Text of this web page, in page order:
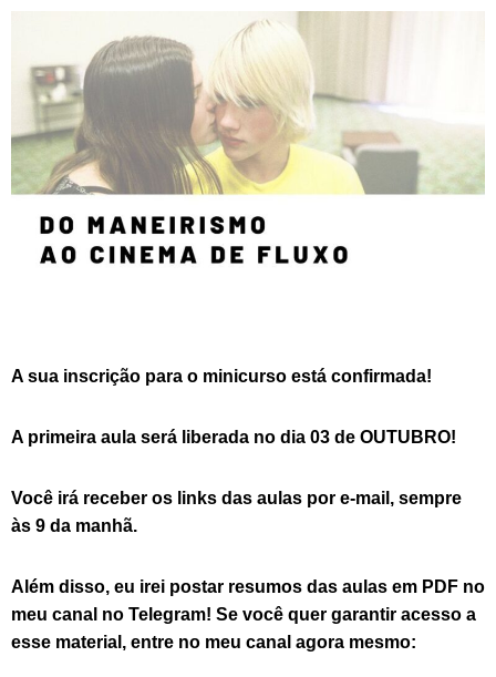
A sua inscrição para o minicurso está confirmada!
A primeira aula será liberada no dia 03 de OUTUBRO!
Você irá receber os links das aulas por e-mail, sempre
às 9 da manhã.
Além disso, eu irei postar resumos das aulas em PDF no
meu canal no Telegram! Se você quer garantir acesso a
esse material, entre no meu canal agora mesmo: